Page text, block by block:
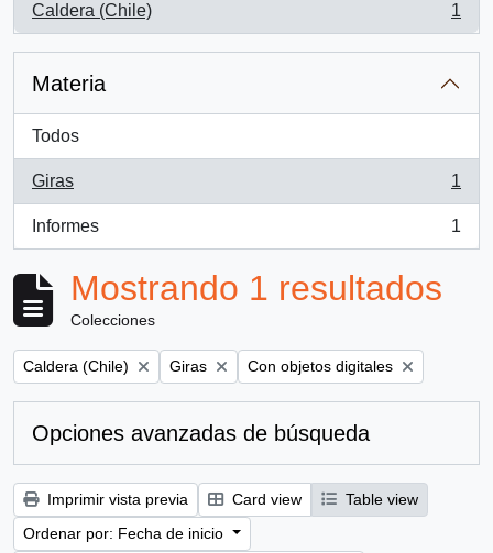
Caldera (Chile)
, 1 resultados
1
Materia
Todos
Giras
, 1 resultados
1
Informes
, 1 resultados
1
Mostrando 1 resultados
Colecciones
Remove filter:
Caldera (Chile) Remove filter:
Giras Remove filter:
Con objetos digitales
Opciones avanzadas de búsqueda
Imprimir vista previa Card view
Table view
Ordenar por: Fecha de inicio